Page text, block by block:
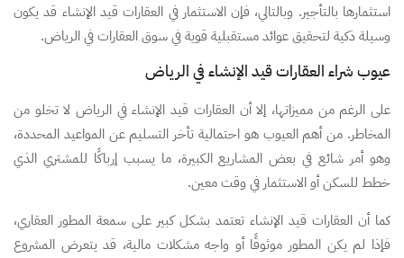
استثمارها بالتأجير. وبالتالي، فإن الاستثمار في العقارات قيد الإنشاء قد يكون
وسيلة ذكية لتحقيق عوائد مستقبلية قوية في سوق العقارات في الرياض.
عيوب شراء العقارات قيد الإنشاء في الرياض
على الرغم من مميزاتها، إلا أن العقارات قيد الإنشاء في الرياض لا تخلو من
المخاطر. من أهم العيوب هو احتمالية تأخر التسليم عن المواعيد المحددة،
وهو أمر شائع في بعض المشاريع الكبيرة، ما يسبب إرباكًا للمشتري الذي
خطط للسكن أو الاستثمار في وقت معين.
كما أن العقارات قيد الإنشاء تعتمد بشكل كبير على سمعة المطور العقاري،
فإذا لم يكن المطور موثوقًا أو واجه مشكلات مالية، قد يتعرض المشروع